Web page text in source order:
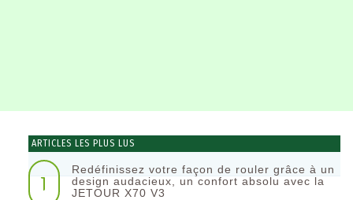
ARTICLES LES PLUS LUS
1
Redéfinissez votre façon de rouler grâce à un
design audacieux, un confort absolu avec la
JETOUR X70 V3